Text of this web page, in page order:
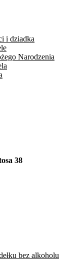
i dziadka
Narodzenia
38
bez alkoholu